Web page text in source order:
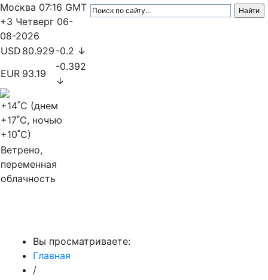
Москва 07:16 GMT
+3 Четверг 06-
08-2026
USD 80.929 -0.2 ↓
EUR 93.19
-0.392
↓
+14˚C (днем
+17˚C, ночью
+10˚C)
Ветрено,
переменная
облачность
Вы просматриваете:
Главная
/